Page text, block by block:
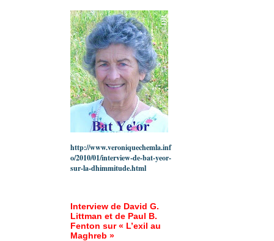
http://www.veroniquechemla.inf
o/2010/01/interview-de-bat-yeor-
sur-la-dhimmitude.html
Interview de David G.
Littman et de Paul B.
Fenton sur « L’exil au
Maghreb »